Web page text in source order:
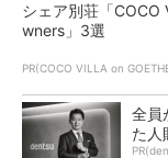
シェア別荘「COCO
wners」3選
PR(COCO VILLA on
全員
た人